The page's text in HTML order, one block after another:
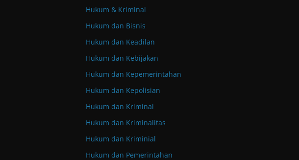
Hukum & Kriminal
Hukum dan Bisnis
Hukum dan Keadilan
Hukum dan Kebijakan
Hukum dan Kepemerintahan
Hukum dan Kepolisian
Hukum dan Kriminal
Hukum dan Kriminalitas
Hukum dan Kriminial
Hukum dan Pemerintahan